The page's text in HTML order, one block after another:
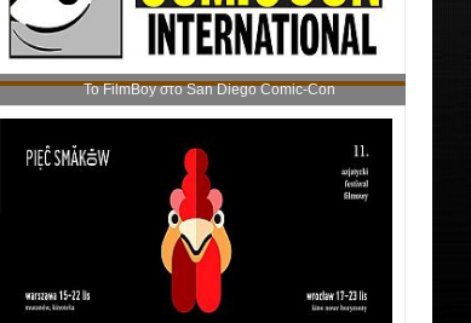
Το FilmBoy στο San Diego Comic-Con